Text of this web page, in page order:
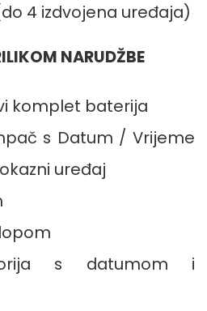
4 izdvojena uređaja)
NARUDŽBE
komplet baterija
s Datum / Vrijeme
uređaj
s datumom i